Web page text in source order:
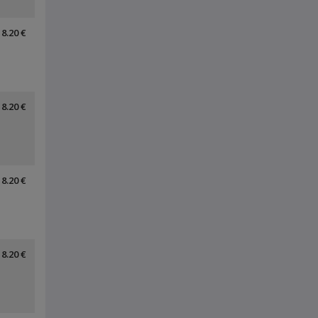
8.20 €
8.20 €
8.20 €
8.20 €